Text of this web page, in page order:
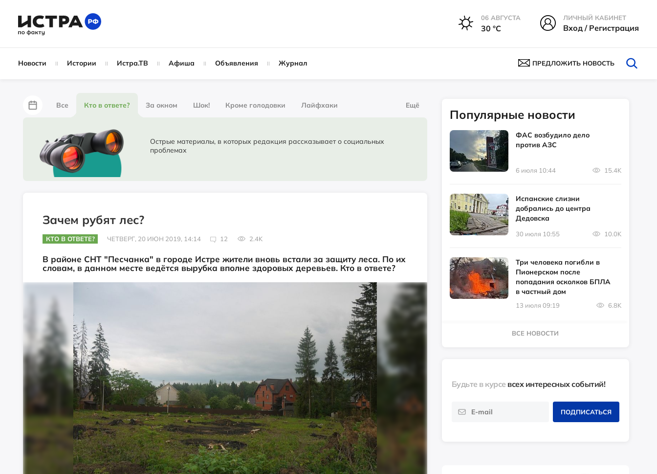
06 АВГУСТА
30 °С
ЛИЧНЫЙ КАБИНЕТ
Вход / Регистрация
Новости Истории Истра.ТВ Афиша Объявления Журнал ПРЕДЛОЖИТЬ НОВОСТЬ
Все Кто в ответе? За окном Шок! Кроме голодовки Лайфхаки
Не по лжи!
Партнёрский материал Народные новости
Ещё
Острые материалы, в которых редакция рассказывает о социальных
проблемах
Зачем рубят лес?
КТО В ОТВЕТЕ? ЧЕТВЕРГ, 20 ИЮН 2019, 14:14 12 2.4K
В районе СНТ "Песчанка" в городе Истре жители вновь встали за защиту леса. По их
словам, в данном месте ведётся вырубка вполне здоровых деревьев. Кто в ответе?
Популярные новости
ФАС возбудило дело
против АЗС
6 июля 10:44 15.4K
Испанские слизни
добрались до центра
Дедовска
30 июля 10:55 10.0K
Три человека погибли в
Пионерском после
попадания осколков БПЛА
в частный дом
13 июля 09:19 6.8K
ВСЕ НОВОСТИ
Будьте в курсе всех интересных событий!
ПОДПИСАТЬСЯ